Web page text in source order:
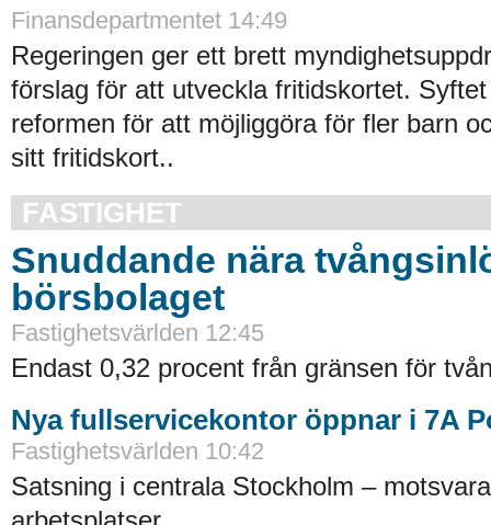
Finansdepartmentet 14:49
Regeringen ger ett brett
förslag för att utveckla fritidskortet.
reformen för att möjliggöra för fler barn
sitt fritidskort..
FASTIGHET
Snuddande nära
börsbolaget
Fastighetsvärlden 12:45
Endast 0,32 procent från gränsen för
Nya fullservicekontor öppnar i 7A
Fastighetsvärlden 10:42
Satsning i centrala Stockholm –